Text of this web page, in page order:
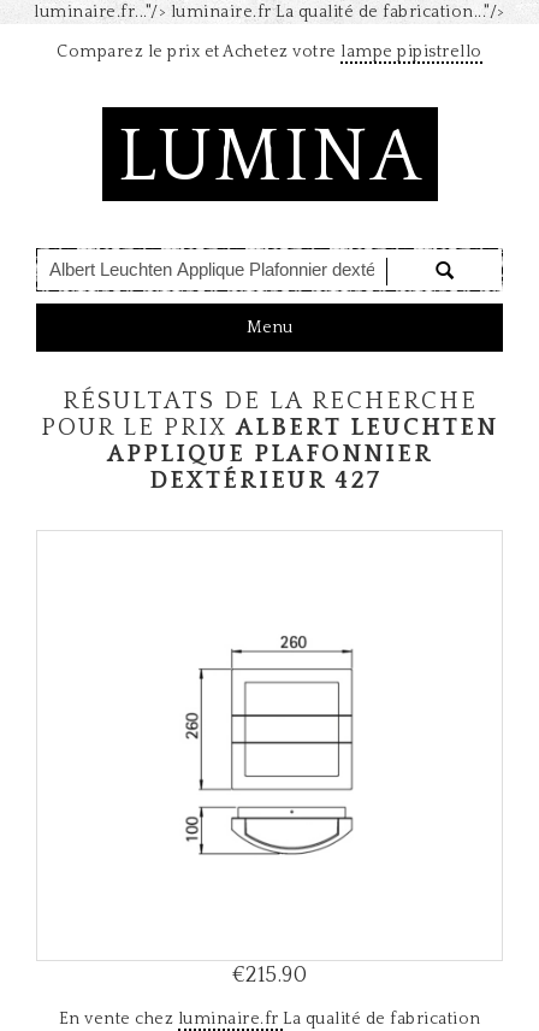
luminaire.fr..."/> luminaire.fr La qualité de fabrication..."/>
Comparez le prix et Achetez votre lampe pipistrello
LUMINA
T
o
g
l
n
n
Menu
RÉSULTATS DE LA RECHERCHE
POUR LE PRIXALBERT LEUCHTEN
APPLIQUE PLAFONNIER
DEXTÉRIEUR 427
€215.90
En vente chez luminaire.fr La qualité de fabrication